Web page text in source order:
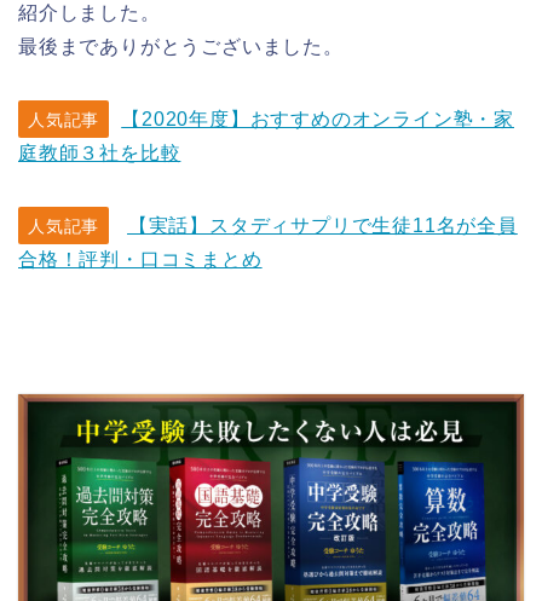
紹介しました。
最後までありがとうございました。
人気記事
【2020年度】おすすめのオンライン塾・家
庭教師３社を比較
人気記事
【実話】スタディサプリで生徒11名が全員
合格！評判・口コミまとめ